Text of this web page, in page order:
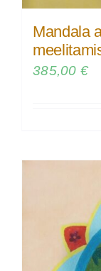
Mandala
385,00 €